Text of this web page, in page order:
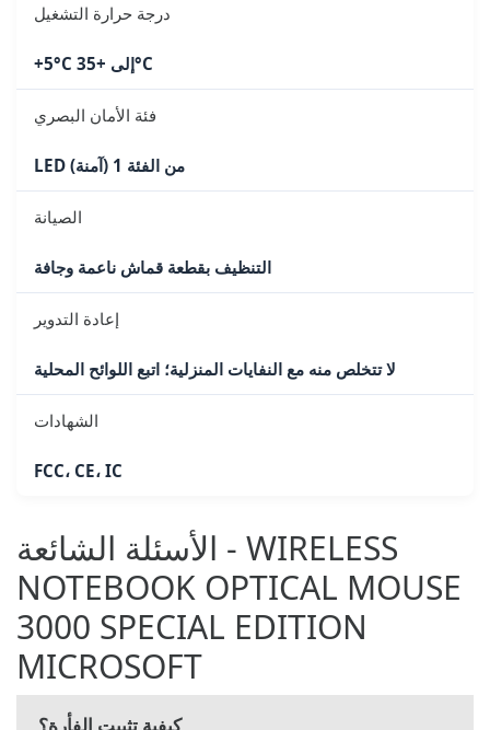
درجة حرارة التشغيل
+5°C إلى +35°C
فئة الأمان البصري
LED من الفئة 1 (آمنة)
الصيانة
التنظيف بقطعة قماش ناعمة وجافة
إعادة التدوير
لا تتخلص منه مع النفايات المنزلية؛ اتبع اللوائح المحلية
الشهادات
FCC، CE، IC
الأسئلة الشائعة - WIRELESS
NOTEBOOK OPTICAL MOUSE
3000 SPECIAL EDITION
MICROSOFT
كيفية تثبيت الفأرة؟